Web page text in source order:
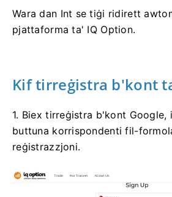
Wara dan Int se tiġi ridirett
pjattaforma ta' IQ Option.
Kif tirreġistra b'kont
1. Biex tirreġistra b'kont
buttuna korrispondenti fil-
reġistrazzjoni.